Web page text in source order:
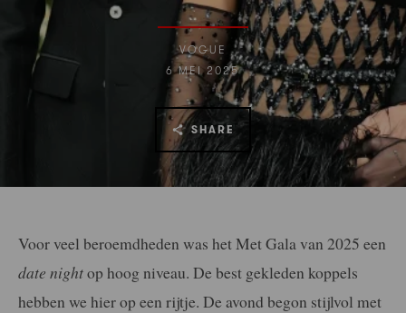
VOGUE
6 MEI 2025
SHARE
Voor veel beroemdheden was het Met Gala van 2025 een
date nightop hoog niveau. De best gekleden koppels
hebben we hier op een rijtje. De avond begon stijlvol met